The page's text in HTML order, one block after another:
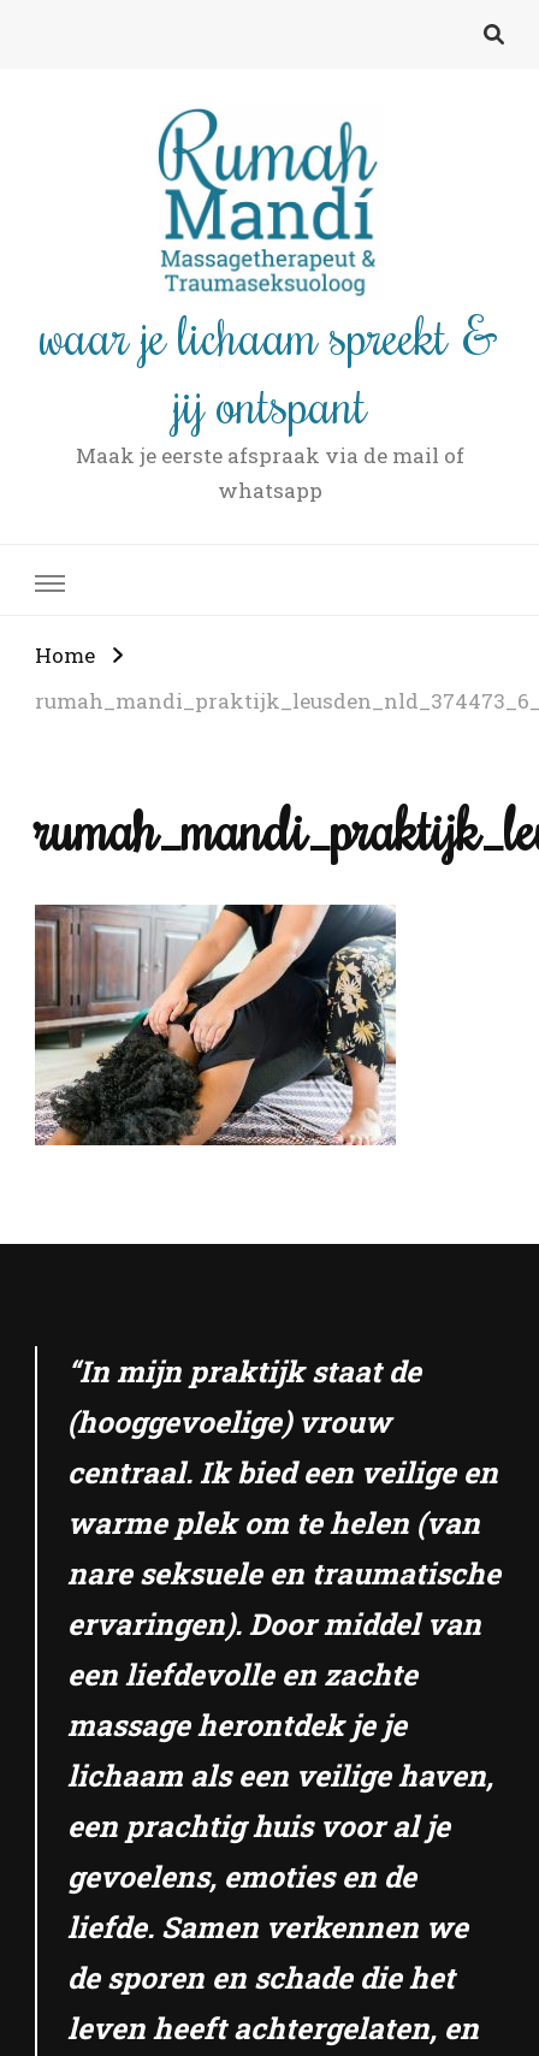
waar je lichaam spreekt &
jij ontspant
Maak je eerste afspraak via de mail of
whatsapp
Home
“In mijn praktijk staat de
(hooggevoelige) vrouw
centraal. Ik bied een veilige en
warme plek om te helen (van
nare seksuele en traumatische
ervaringen). Door middel van
een liefdevolle en zachte
massage herontdek je je
lichaam als een veilige haven,
een prachtig huis voor al je
gevoelens, emoties en de
liefde. Samen verkennen we
de sporen en schade die het
leven heeft achtergelaten, en